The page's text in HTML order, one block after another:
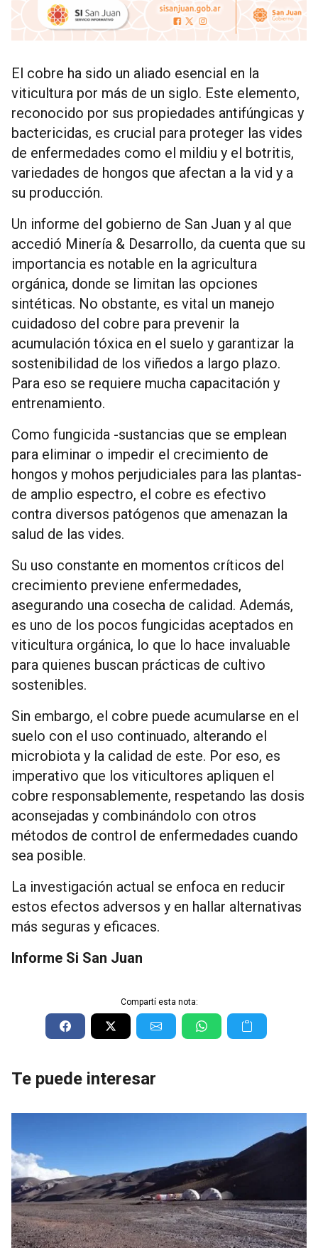
El cobre ha sido un aliado esencial en la
viticultura por más de un siglo. Este elemento,
reconocido por sus propiedades antifúngicas y
bactericidas, es crucial para proteger las vides
de enfermedades como el mildiu y el botritis,
variedades de hongos que afectan a la vid y a
su producción.
Un informe del gobierno de San Juan y al que
accedió Minería & Desarrollo, da cuenta que su
importancia es notable en la agricultura
orgánica, donde se limitan las opciones
sintéticas. No obstante, es vital un manejo
cuidadoso del cobre para prevenir la
acumulación tóxica en el suelo y garantizar la
sostenibilidad de los viñedos a largo plazo.
Para eso se requiere mucha capacitación y
entrenamiento.
Como fungicida -sustancias que se emplean
para eliminar o impedir el crecimiento de
hongos y mohos perjudiciales para las plantas-
de amplio espectro, el cobre es efectivo
contra diversos patógenos que amenazan la
salud de las vides.
Su uso constante en momentos críticos del
crecimiento previene enfermedades,
asegurando una cosecha de calidad. Además,
es uno de los pocos fungicidas aceptados en
viticultura orgánica, lo que lo hace invaluable
para quienes buscan prácticas de cultivo
sostenibles.
Sin embargo, el cobre puede acumularse en el
suelo con el uso continuado, alterando el
microbiota y la calidad de este. Por eso, es
imperativo que los viticultores apliquen el
cobre responsablemente, respetando las dosis
aconsejadas y combinándolo con otros
métodos de control de enfermedades cuando
sea posible.
La investigación actual se enfoca en reducir
estos efectos adversos y en hallar alternativas
más seguras y eficaces.
Informe Si San Juan
Compartí esta nota:
Te puede interesar